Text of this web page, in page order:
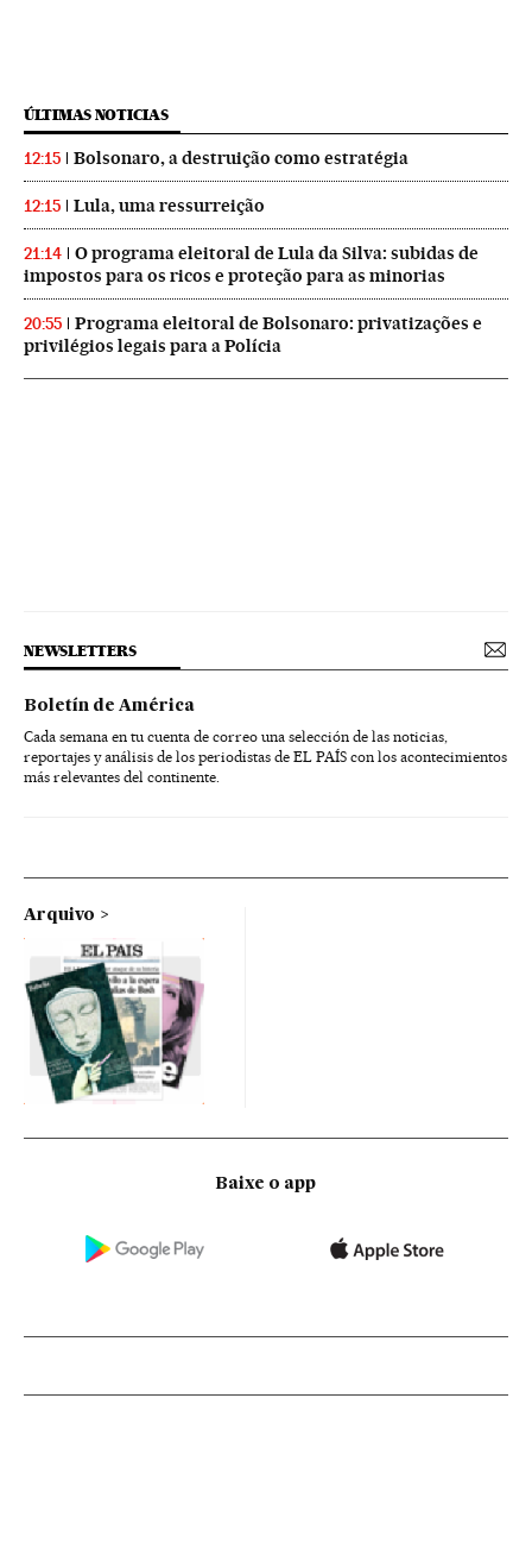
ÚLTIMAS NOTICIAS
12:15 Bolsonaro, a destruição como estratégia
12:15 Lula, uma ressurreição
21:14
O programa eleitoral de Lula da Silva: subidas de
impostos para os ricos e proteção para as minorias
20:55
Programa eleitoral de Bolsonaro: privatizações e
privilégios legais para a Polícia
NEWSLETTERS
Boletín de América
Cada semana en tu cuenta de correo una selección de las noticias,
reportajes y análisis de los periodistas de EL PAÍS con los acontecimientos
más relevantes del continente.
Arquivo
Baixe o app